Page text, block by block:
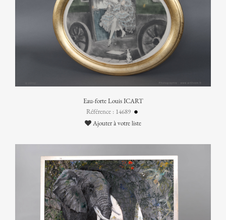
Eau-forte Louis ICART
Référence : 14689
Ajouter à votre liste